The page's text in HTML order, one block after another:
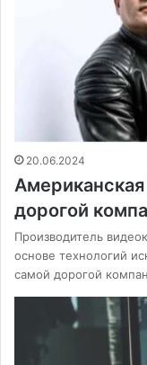
20.06.2024
дорогой
Производитель
основе технологий
самой дорогой